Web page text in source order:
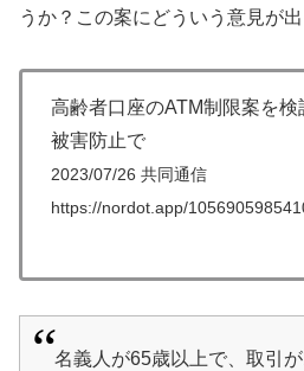
うか？この案にどういう意見が
高齢者口座のATM制限案を
被害防止で
2023/07/26 共同通信
https://nordot.app/
名義人が65歳以上で、取引